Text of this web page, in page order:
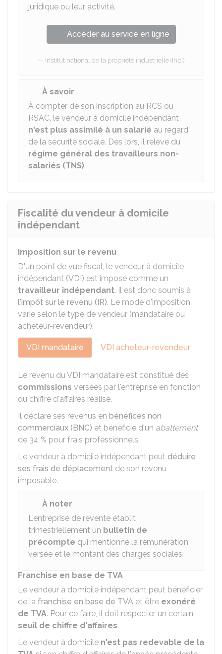
juridique ou leur activité.
Accéder au service en ligne
Institut national de la propriété industrielle (Inpi)
À savoir
À compter de son inscription au RCS ou
RSAC, le vendeur à domicile indépendant
n'est plus assimilé à un salarié au regard
de la sécurité sociale. Dès lors, il relève du
régime général des travailleurs non-
salariés (TNS).
Fiscalité du vendeur à domicile
indépendant
Imposition sur le revenu
D'un point de vue fiscal, le vendeur à domicile
indépendant (VDI) est imposé comme un
travailleur indépendant. Il est donc soumis à
l'impôt sur le revenu (IR). Le mode d'imposition
varie selon le type de vendeur (mandataire ou
acheteur-revendeur).
VDI mandataire VDI acheteur-revendeur
Le revenu du VDI mandataire est constitué des
commissions versées par l'entreprise en fonction
du chiffre d'affaires réalisé.
Il déclare ses revenus en bénéfices non
commerciaux (BNC) et bénéficie d'un abattement
de 34 % pour frais professionnels.
Le vendeur à domicile indépendant peut déduire
ses frais de déplacement de son revenu
imposable.
À noter
L'entreprise de revente établit
trimestriellement un bulletin de
précompte qui mentionne la rémunération
versée et le montant des charges sociales.
Franchise en base de TVA
Le vendeur à domicile indépendant peut bénéficier
de la franchise en base de TVA et être exonéré
de TVA. Pour ce faire, il doit respecter un certain
seuil de chiffre d'affaires.
Le vendeur à domicile n'est pas redevable de la